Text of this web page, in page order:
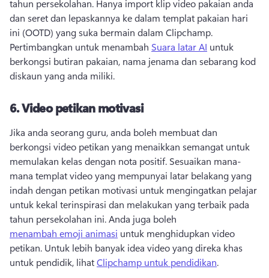
tahun persekolahan. Hanya import klip video pakaian anda
dan seret dan lepaskannya ke dalam templat pakaian hari
Pertimbangkan untuk menambah Suara latar AI untuk
berkongsi butiran pakaian, nama jenama dan sebarang kod
diskaun yang anda miliki.
6.Video petikan motivasi
Jika anda seorang guru, anda boleh membuat dan
berkongsi video petikan yang menaikkan semangat untuk
memulakan kelas dengan nota positif. Sesuaikan mana-
mana templat video yang mempunyai latar belakang yang
indah dengan petikan motivasi untuk mengingatkan pelajar
untuk kekal terinspirasi dan melakukan yang terbaik pada
tahun persekolahan ini. Anda juga boleh
menambah emoji animasi untuk menghidupkan video
petikan. Untuk lebih banyak idea video yang direka khas
untuk pendidik, lihat Clipchamp untuk pendidikan.